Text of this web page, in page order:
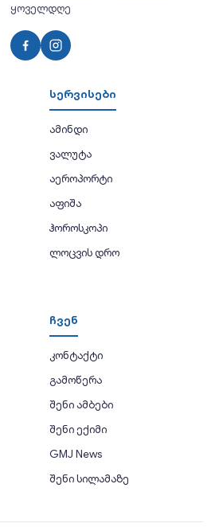
ყოველდღე
სერვისები
ამინდი
ვალუტა
აეროპორტი
აფიშა
ჰოროსკოპი
ლოცვის დრო
ჩვენ
კონტაქტი
გამოწერა
შენი ამბები
შენი ექიმი
GMJ News
შენი სილამაზე